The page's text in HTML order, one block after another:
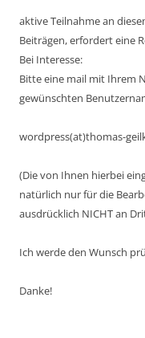
aktive Teilnahme an
Beiträgen, erfordert eine
Bei Interesse:
Bitte eine mail mit Ihrem
gewünschten
wordpress(at)thomas-
(Die von Ihnen hierbei
natürlich nur für die
ausdrücklich NICHT an
Ich werde den Wunsch
Danke!